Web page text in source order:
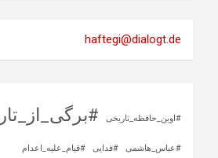
haftegi@dialogt.de
#اوین_حافظه_تاریخی
#عباس_هاشمی #فدایی #قیام_علیه_اعدام